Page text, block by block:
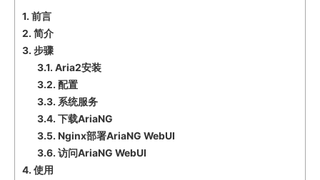
1. 前言
2. 简介
3. 步骤
3.1. Aria2安装
3.2. 配置
3.3. 系统服务
3.4. 下载AriaNG
3.5. Nginx部署AriaNG WebUI
3.6. 访问AriaNG WebUI
4. 使用